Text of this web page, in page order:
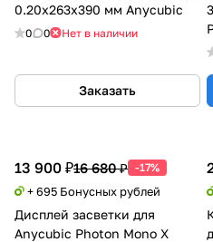
13 900 ₽16 680 ₽ -17%
+ 695 Бонусных рублей
Дисплей засветки для
Anycubic Photon Mono X
0.20х263х390 мм Anycubic
0 0 Нет в наличии
Заказать